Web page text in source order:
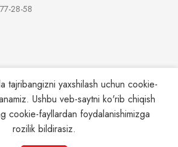
28-58
tajribangizni yaxshilash uchun cookie-
Ushbu veb-saytni ko'rib chiqish
cookie-fayllardan foydalanishimizga
rozilik bildirasiz.